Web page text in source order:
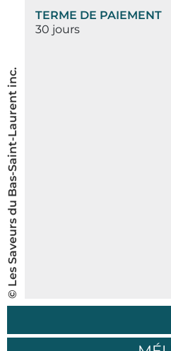
© Les Saveurs du Bas-Saint-Laurent inc.
TERME DE PAIEMENT
30 jours